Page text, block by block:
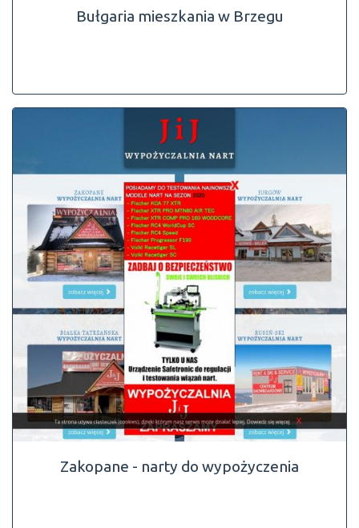
Bułgaria mieszkania w Brzegu
Zakopane - narty do wypożyczenia